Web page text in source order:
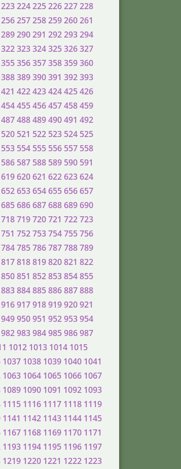
223224225226227228
256257258259260261
289290291 292293294
322323324325326327
355356357358359360
388389390391 392393
421 422423424425426
454455456457458459
487488489490491 492
520 521 522 523 524 525
553 554 555 556 557 558
586 587 588 589 590 591
619620621 622623624
652653654655656657
685686687688689690
718719720721 722723
751 752753754755756
784785786787788789
817818819820821 822
850851 852853854855
883884885886887888
916917918919920921
949950951 952953954
982983984985986987
1012 1013 1014 1015
1037 1038 1039 1040 1041
1063 1064 1065 1066 1067
1089 1090 1091 1092 1093
1115 1116 1117 1118 1119
1141 1142 1143 1144 1145
1167 1168 1169 1170 1171
1193 1194 1195 1196 1197
1219 1220 1221 1222 1223